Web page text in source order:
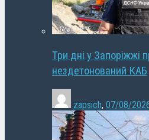
Три дні у Запоріжжі
нездетонований КАБ
zapsich, 07/08/